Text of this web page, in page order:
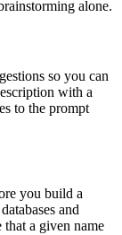
alone.
so you can
with a
to the prompt
you build a
and
a given name